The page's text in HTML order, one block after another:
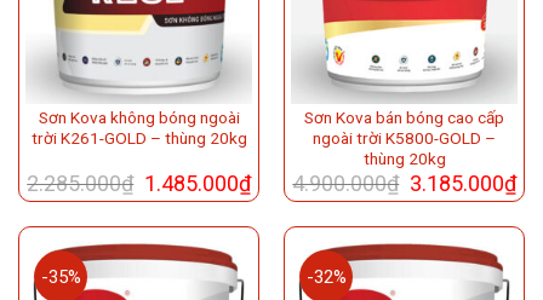
Sơn Kova không bóng ngoài
trời K261-GOLD – thùng 20kg
2.285.000₫ 1.485.000₫
Sơn Kova bán bóng cao cấp
ngoài trời K5800-GOLD –
thùng 20kg
4.900.000₫ 3.185.000₫
-35% -32%